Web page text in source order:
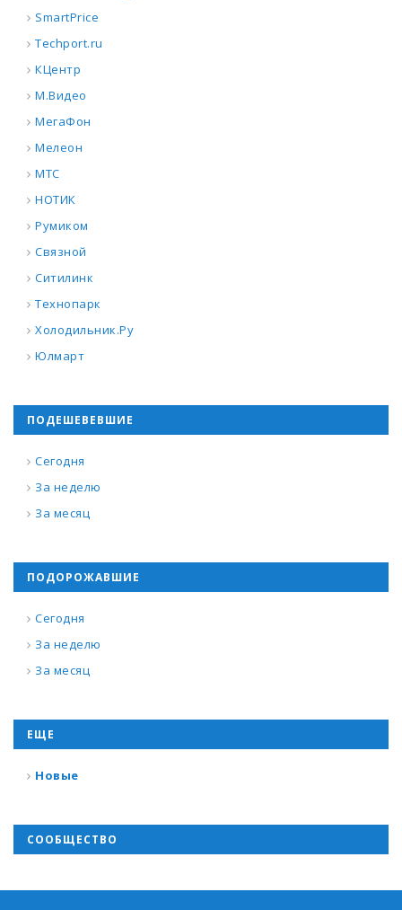
SmartPrice
Techport.ru
КЦентр
М.Видео
МегаФон
Мелеон
МТС
НОТИК
Румиком
Связной
Ситилинк
Технопарк
Холодильник.Ру
Юлмарт
ПОДЕШЕВЕВШИЕ
Сегодня
За неделю
За месяц
ПОДОРОЖАВШИЕ
Сегодня
За неделю
За месяц
ЕЩЕ
Новые
СООБЩЕСТВО